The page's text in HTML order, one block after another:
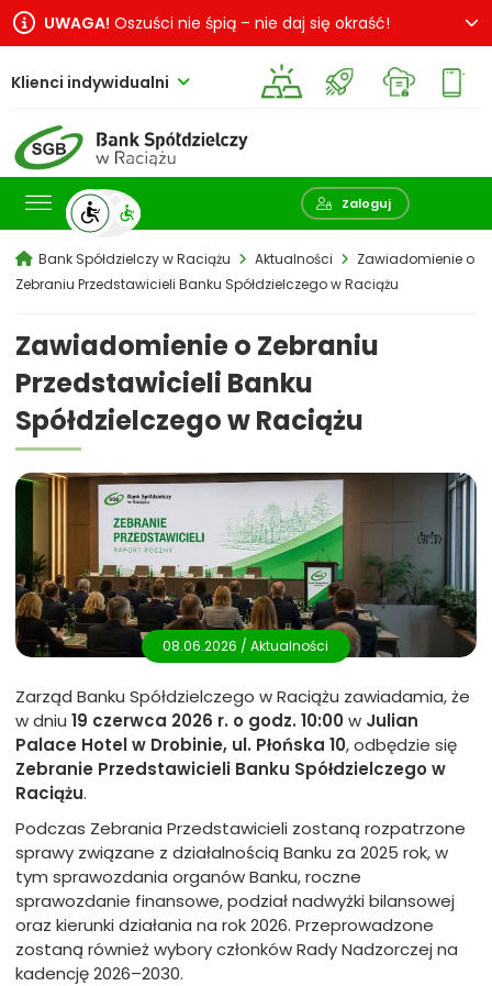
UWAGA! Oszuści nie śpią – nie daj się okraść!
Klienci indywidualni
Zaloguj
Pokaż wyszukiwarkę
Bank Spółdzielczy w Raciążu Aktualności
Zawiadomienie o
Zebraniu Przedstawicieli Banku Spółdzielczego w Raciążu
Zawiadomienie o Zebraniu
Przedstawicieli Banku
Spółdzielczego w Raciążu
08.06.2026 /Aktualności
Zarząd Banku Spółdzielczego w Raciążu zawiadamia, że
w dniu19 czerwca 2026 r. o godz. 10:00w Julian
Palace Hotel w Drobinie, ul. Płońska 10, odbędzie się
Zebranie Przedstawicieli Banku Spółdzielczego w
Raciążu.
Podczas Zebrania Przedstawicieli zostaną rozpatrzone
sprawy związane z działalnością Banku za 2025 rok, w
tym sprawozdania organów Banku, roczne
sprawozdanie finansowe, podział nadwyżki bilansowej
oraz kierunki działania na rok 2026. Przeprowadzone
zostaną również wybory członków Rady Nadzorczej na
kadencję 2026–2030.